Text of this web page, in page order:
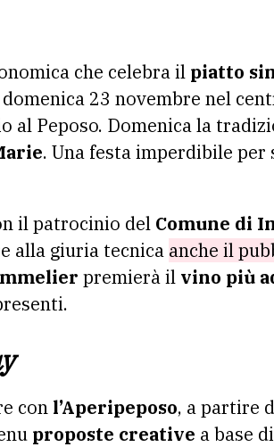
che celebra il piatto
23 novembre nel
al Peposo. Domenica la
. Una festa imperdibile per
il patrocinio del Comune di
alla giuria tecnica anche il
premierà il vino più
con l’Aperipeposo, a partire
proposte creative a base